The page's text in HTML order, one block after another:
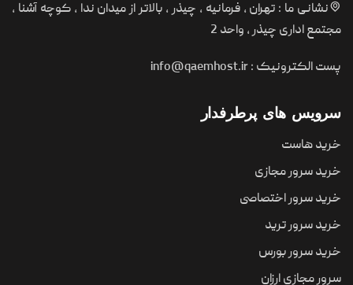
نشانی ما : تهران ، فرمانیه ، چیذر ، بالاتر از میدان ندا ، کوچه آشنا ،
مجتمع اداری چیذر ، واحد 2
پست الکترونیک :info@qaemhost.ir
سرویس های پرطرفدار
خرید هاست
خرید سرور مجازی
خرید سرور اختصاصی
خرید سرور ترید
خرید سرور بورس
سرور مجازی ارزان